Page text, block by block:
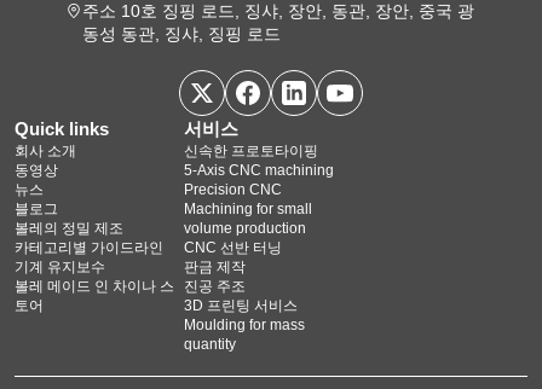
주소 10호 징핑 로드, 징샤, 장안, 동관, 장안, 중국 광
동성 동관, 징샤, 징핑 로드
Quick links
회사 소개
동영상
뉴스
블로그
볼레의 정밀 제조
카테고리별 가이드라인
기계 유지보수
볼레 메이드 인 차이나 스
토어
서비스
신속한 프로토타이핑
5‑Axis CNC machining
Precision CNC
Machining for small
volume production
CNC 선반 터닝
판금 제작
진공 주조
3D 프린팅 서비스
Moulding for mass
quantity